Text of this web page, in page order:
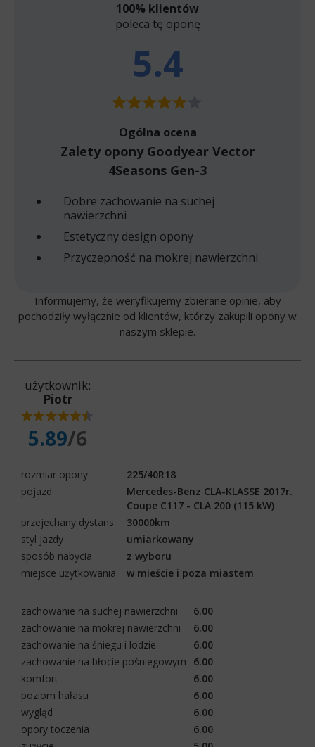
100% klientów
poleca tę oponę
5.4
Ogólna ocena
Zalety opony Goodyear Vector
4Seasons Gen-3
Dobre zachowanie na suchej
nawierzchni
Estetyczny design opony
Przyczepność na mokrej nawierzchni
Informujemy, że weryfikujemy zbierane opinie, aby
pochodziły wyłącznie od klientów, którzy zakupili opony w
naszym sklepie.
użytkownik:
Piotr
5.89/6
rozmiar opony
225/40R18
pojazd
Mercedes-Benz CLA-KLASSE 2017r.
Coupe C117 - CLA 200 (115 kW)
przejechany dystans
30000km
styl jazdy
umiarkowany
sposób nabycia
z wyboru
miejsce użytkowania
w mieście i poza miastem
zachowanie na suchej nawierzchni
6.00
zachowanie na mokrej nawierzchni
6.00
zachowanie na śniegu i lodzie
6.00
zachowanie na błocie pośniegowym
6.00
komfort
6.00
poziom hałasu
6.00
wygląd
6.00
opory toczenia
6.00